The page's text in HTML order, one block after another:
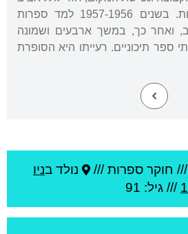
והתנסה בעבודות שונות. בשנים 1957-1956 למד ספרות
ואחר כך, במשך ארבעים ושמונה
ספר תיכוניים. רעייתו היא הסופרת
/// חוקר ספרות /// נולד בניו
/// גיל: 91